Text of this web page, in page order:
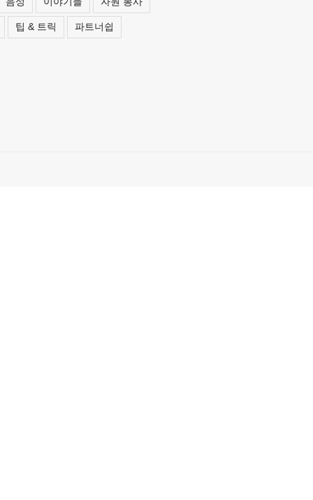
팁 & 트릭 파트너쉽